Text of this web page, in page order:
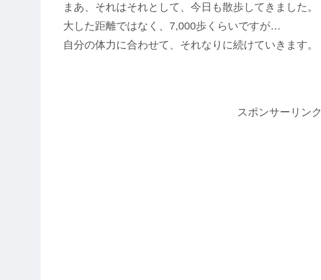
まあ、それはそれとして、今日も散歩してきました。
大した距離ではなく、7,000歩くらいですが…
自分の体力に合わせて、それなりに続けていきます。
スポンサーリンク